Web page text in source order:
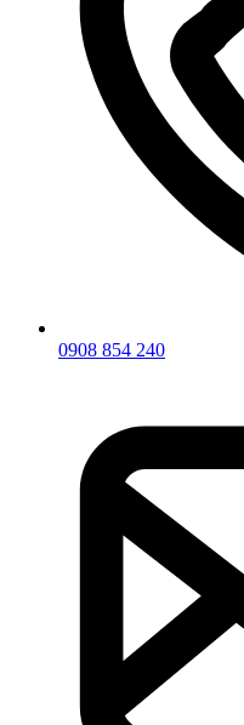
0908 854 240